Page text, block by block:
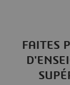
FAITES